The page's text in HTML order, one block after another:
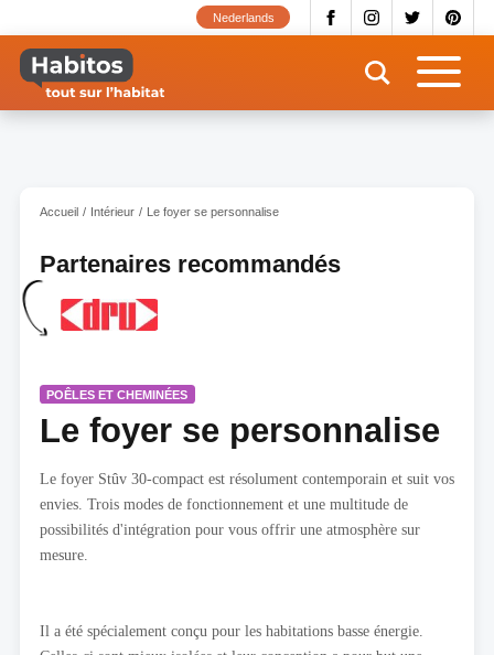
contenu
principal
Nederlands
Accueil Intérieur Le foyer se personnalise
Partenaires recommandés
POÊLES ET CHEMINÉES
Le foyer se personnalise
Le foyer Stûv 30-compact est résolument contemporain et suit vos
envies. Trois modes de fonctionnement et une multitude de
possibilités d'intégration pour vous offrir une atmosphère sur
mesure.
Il a été spécialement conçu pour les habitations basse énergie.